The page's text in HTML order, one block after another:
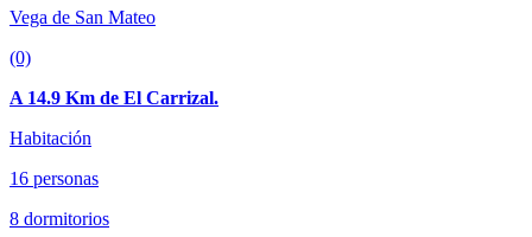
Vega de San Mateo
(0)
A 14.9 Km de El Carrizal.
Habitación
16 personas
8 dormitorios